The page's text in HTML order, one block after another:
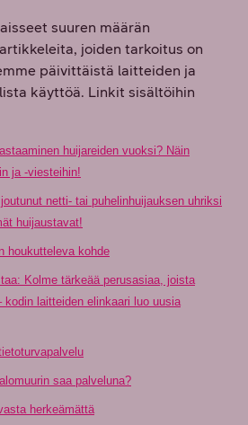
suuren määrän
joiden tarkoitus on
päivittäistä laitteiden ja
käyttöä. Linkit sisältöihin
huijareiden vuoksi? Näin
ja -viesteihin!
netti- tai puhelinhuijauksen uhriksi
huijaustavat!
houkutteleva kohde
Kolme tärkeää perusasiaa, joista
kodin laitteiden elinkaari luo uusia
saa palveluna?
herkeämättä